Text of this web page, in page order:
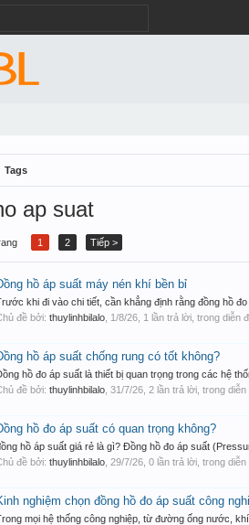
Tags
ap suat
1 2 Tiếp >
hồ áp suất máy nén khí bền bỉ
khi đi vào chi tiết, cần khẳng định rằng đồng hồ
đề bởi: thuylinhbilalo 1/8/26 , 1 lần trả lời, trong diễn
hồ áp suất chống rung có tốt không?
hồ đo áp suất là thiết bị quan trọng trong các hệ
đề bởi: thuylinhbilalo 31/7/26 , 2 lần trả lời, trong diễn
hồ đo áp suất có quan trọng không?
hồ áp suất giá rẻ là gì? Đồng hồ đo áp suất
đề bởi: thuylinhbilalo 29/7/26 , 0 lần trả lời, trong diễn
nghiệm chọn đồng hồ đo áp suất công
mọi hệ thống công nghiệp, từ đường ống nước,